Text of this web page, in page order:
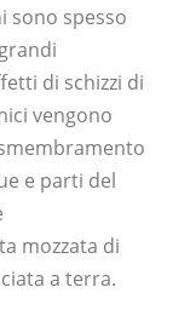
sono spesso
di schizzi di
vengono
e parti del
mozzata di
a terra.